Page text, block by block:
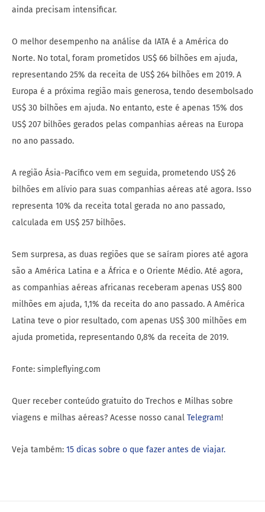
ainda precisam intensificar.
O melhor desempenho na análise da IATA é a América do
Norte. No total, foram prometidos US$ 66 bilhões em ajuda,
representando 25% da receita de US$ 264 bilhões em 2019. A
Europa é a próxima região mais generosa, tendo desembolsado
US$ 30 bilhões em ajuda. No entanto, este é apenas 15% dos
US$ 207 bilhões gerados pelas companhias aéreas na Europa
no ano passado.
A região Ásia-Pacífico vem em seguida, prometendo US$ 26
bilhões em alívio para suas companhias aéreas até agora. Isso
representa 10% da receita total gerada no ano passado,
calculada em US$ 257 bilhões.
Sem surpresa, as duas regiões que se saíram piores até agora
são a América Latina e a África e o Oriente Médio. Até agora,
as companhias aéreas africanas receberam apenas US$ 800
milhões em ajuda, 1,1% da receita do ano passado. A América
Latina teve o pior resultado, com apenas US$ 300 milhões em
ajuda prometida, representando 0,8% da receita de 2019.
Fonte: simpleflying.com
Quer receber conteúdo gratuito do Trechos e Milhas sobre
viagens e milhas aéreas? Acesse nosso canal Telegram!
Veja também: 15 dicas sobre o que fazer antes de viajar.